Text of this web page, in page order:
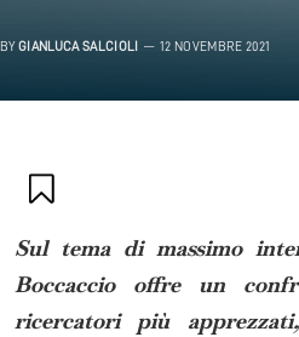
BY GIANLUCA SALCIOLI 12 NOVEMBRE 2021
Sul tema di massimo
Boccaccio offre un
ricercatori più